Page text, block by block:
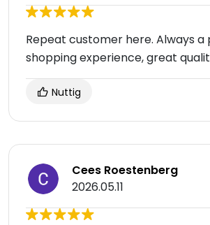
Repeat customer here. Always a
shopping experience, great
Nuttig
Cees Roestenberg
2026.05.11